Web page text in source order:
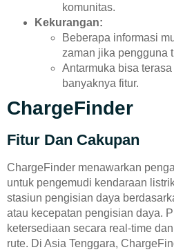
komunitas.
Kekurangan:
Beberapa informasi
zaman jika pengguna
Antarmuka bisa
banyaknya fitur.
ChargeFinder
Fitur Dan Cakupan
ChargeFinder menawarkan
untuk pengemudi kendaraan
stasiun pengisian daya
atau kecepatan pengisian daya.
ketersediaan secara real-time
rute. Di Asia Tenggara,